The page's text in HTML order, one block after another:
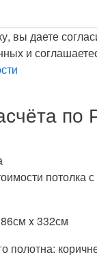
вы даете
и
по
потолка
x 332см
полотна: